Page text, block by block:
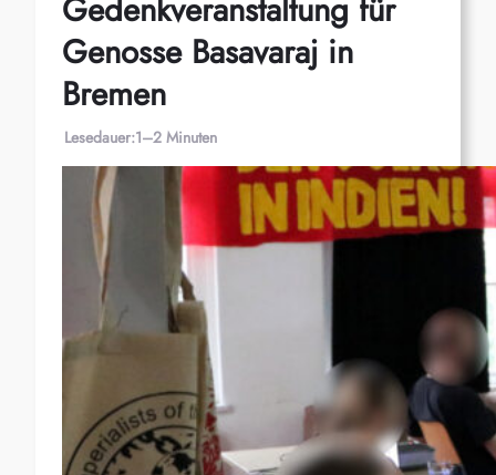
Gedenkveranstaltung für
Genosse Basavaraj in
Bremen
Lesedauer:1–2 Minuten